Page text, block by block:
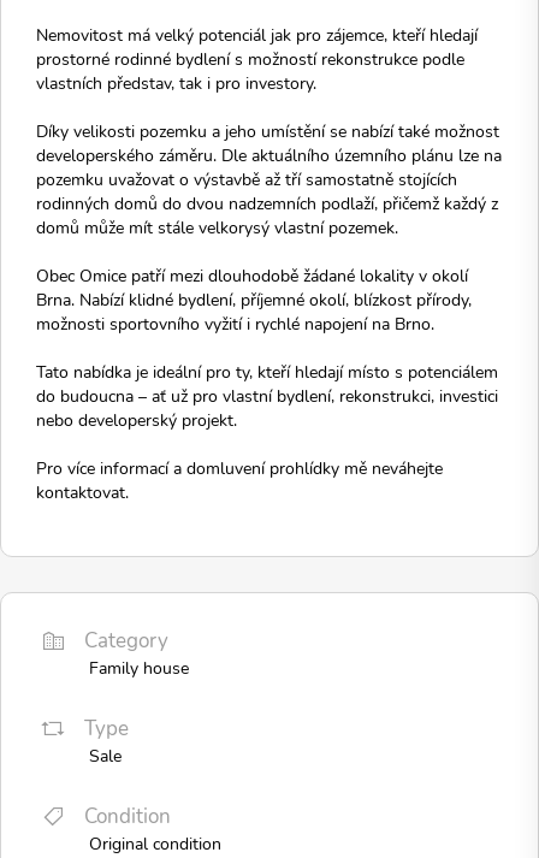
Nemovitost má velký potenciál jak pro zájemce, kteří hledají
prostorné rodinné bydlení s možností rekonstrukce podle
vlastních představ, tak i pro investory.
Díky velikosti pozemku a jeho umístění se nabízí také možnost
developerského záměru. Dle aktuálního územního plánu lze na
pozemku uvažovat o výstavbě až tří samostatně stojících
rodinných domů do dvou nadzemních podlaží, přičemž každý z
domů může mít stále velkorysý vlastní pozemek.
Obec Omice patří mezi dlouhodobě žádané lokality v okolí
Brna. Nabízí klidné bydlení, příjemné okolí, blízkost přírody,
možnosti sportovního vyžití i rychlé napojení na Brno.
Tato nabídka je ideální pro ty, kteří hledají místo s potenciálem
do budoucna – ať už pro vlastní bydlení, rekonstrukci, investici
nebo developerský projekt.
Pro více informací a domluvení prohlídky mě neváhejte
kontaktovat.
Category
Family house
Type
Sale
Condition
Original condition